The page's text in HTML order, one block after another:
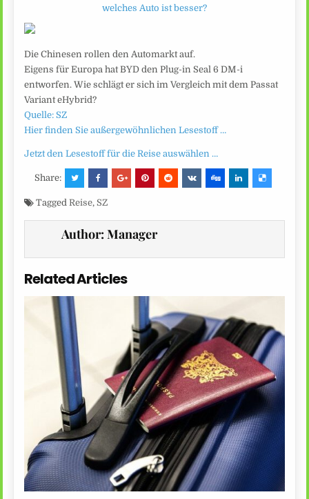
Die Chinesen rollen den Automarkt auf.
Eigens für Europa hat BYD den Plug-in Seal 6 DM-i
entworfen. Wie schlägt er sich im Vergleich mit dem Passat
Variant eHybrid?
Quelle: SZ
Hier finden Sie außergewöhnlichen Lesestoff …
Jetzt den Lesestoff für die Reise auswählen …
Share:
TaggedReise, SZ
Author:Manager
Related Articles